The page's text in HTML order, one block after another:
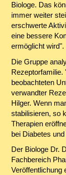
Biologe. Das
immer weiter
erschwerte
eine bessere
ermöglicht wird".
Die Gruppe
Rezeptorfamilie.
beobachteten
verwandter
Hilger. Wenn
stabilisieren, so
Therapien
bei Diabetes
Der Biologe Dr.
Fachbereich
Veröffentlichung